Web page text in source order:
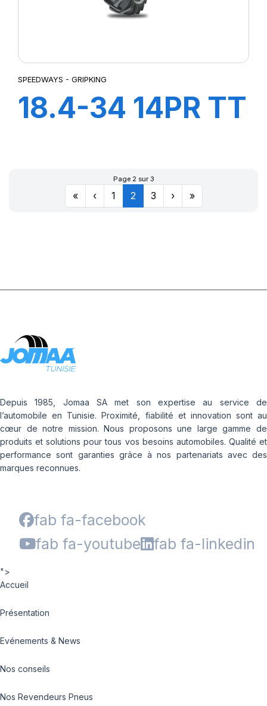
SPEEDWAYS - GRIPKING
18.4-34 14PR TT
Page 2 sur 3
« ‹ 1 2 3 › »
Depuis 1985, Jomaa SA met son expertise au service de
l’automobile en Tunisie. Proximité, fiabilité et innovation sont au
cœur de notre mission. Nous proposons une large gamme de
produits et solutions pour tous vos besoins automobiles. Qualité et
performance sont garanties grâce à nos partenariats avec des
marques reconnues.
fab fa-facebook
fab fa-youtube
fab fa-linkedin
">
Accueil
Présentation
Evénements & News
Nos conseils
Nos Revendeurs Pneus